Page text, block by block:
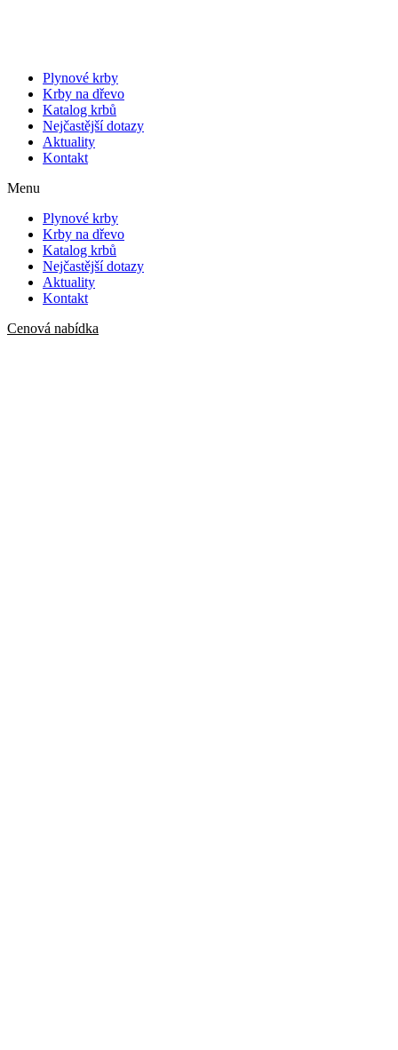
Plynové krby
Krby na dřevo
Katalog krbů
Nejčastější dotazy
Aktuality
Kontakt
Menu
Plynové krby
Krby na dřevo
Katalog krbů
Nejčastější dotazy
Aktuality
Kontakt
Cenová nabídka